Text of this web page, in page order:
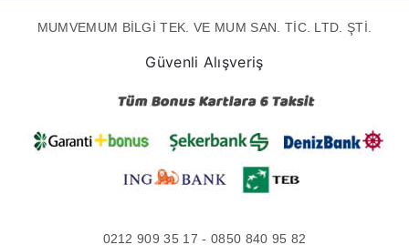
MUMVEMUM BİLGİ TEK. VE MUM SAN. TİC. LTD. ŞTİ.
Güvenli Alışveriş
0212 909 35 17 - 0850 840 95 82